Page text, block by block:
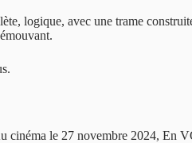
logique, avec une trame
cinéma le 27 novembre 2024, En